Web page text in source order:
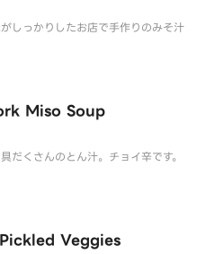
しっかりしたお店で手作りのみそ汁
Miso Soup
だくさんのとん汁。チョイ辛です。
Pickled Veggies